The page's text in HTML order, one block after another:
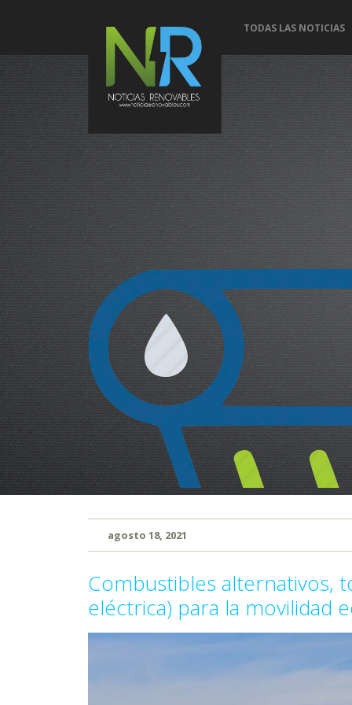
TODAS LAS NOTICIAS
agosto 18, 2021
Combustibles alternativos,
eléctrica) para la movilidad